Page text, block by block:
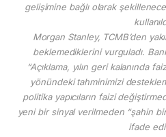
gelişimine bağlı olarak
Morgan Stanley, TCMB’den
beklemediklerini vurguladı.
“Açıklama, yılın geri kalanında
yönündeki tahminimizi
politika yapıcıların faizi
yeni bir sinyal verilmeden “şahin bir
ifade